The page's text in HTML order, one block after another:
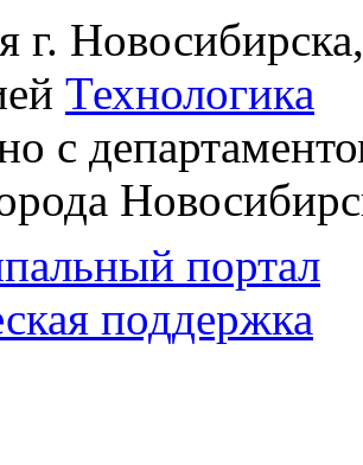
Технологика
с
портал
поддержка